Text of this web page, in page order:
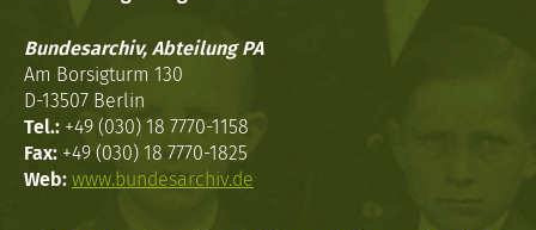
Bundesarchiv, Abteilung PA
Am Borsigturm 130
D-13507 Berlin
Tel.: +49 (030) 18 7770-1158
Fax: +49 (030) 18 7770-1825
Web: www.bundesarchiv.de